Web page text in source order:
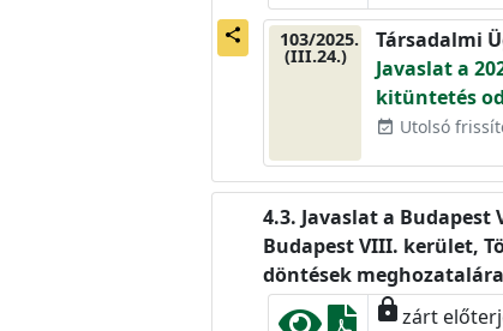
share 103/2025.
(III.24.)
Társadalmi
Javaslat a
kitüntetés
event_available Utolsó
Javaslat a
Budapest VIII. kerület,
döntések meghozatalára
lockzárt